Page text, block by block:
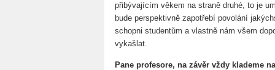
přibývajícím věkem na straně druhé, to je
bude perspektivně zapotřebí povolání
schopni studentům a vlastně nám všem
vykašlat.
Pane profesore, na závěr vždy klademe